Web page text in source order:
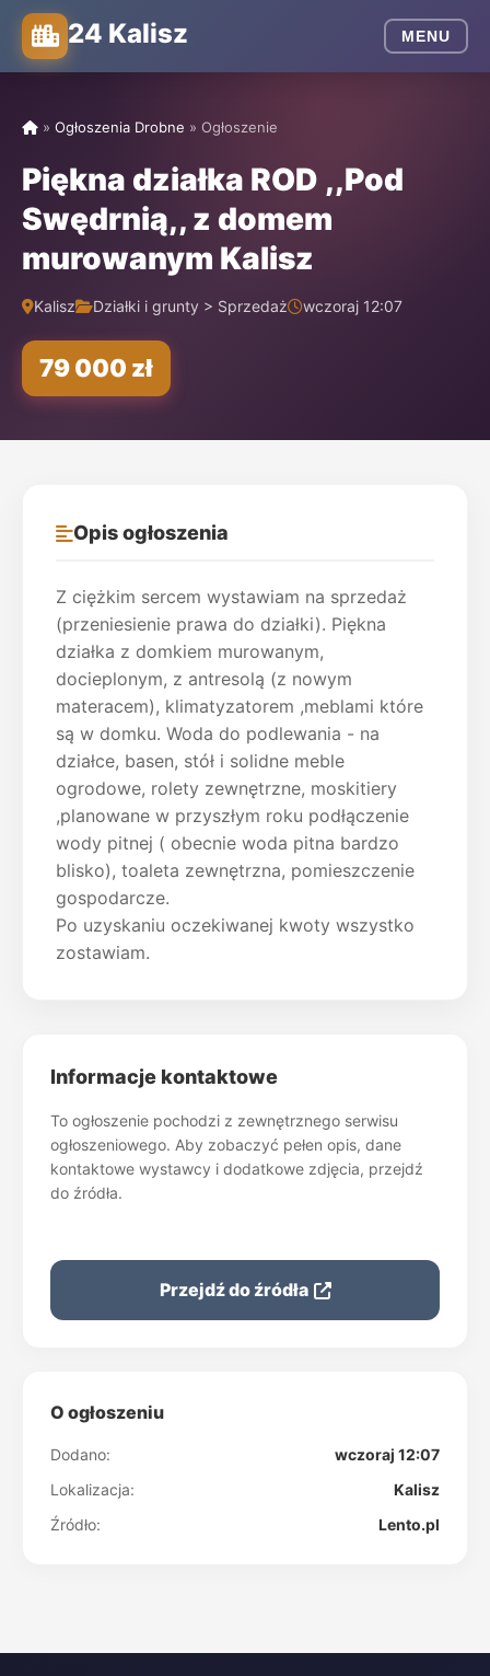
24 Kalisz MENU
» Ogłoszenia Drobne » Ogłoszenie
Piękna działka ROD ,,Pod
Swędrnią,, z domem
murowanym Kalisz
Kalisz Działki i grunty > Sprzedaż wczoraj 12:07
79 000 zł
Opis ogłoszenia
Z ciężkim sercem wystawiam na sprzedaż
(przeniesienie prawa do działki). Piękna
działka z domkiem murowanym,
docieplonym, z antresolą (z nowym
materacem), klimatyzatorem ,meblami które
są w domku. Woda do podlewania - na
działce, basen, stół i solidne meble
ogrodowe, rolety zewnętrzne, moskitiery
,planowane w przyszłym roku podłączenie
wody pitnej ( obecnie woda pitna bardzo
blisko), toaleta zewnętrzna, pomieszczenie
gospodarcze.
Po uzyskaniu oczekiwanej kwoty wszystko
zostawiam.
Informacje kontaktowe
To ogłoszenie pochodzi z zewnętrznego serwisu
ogłoszeniowego. Aby zobaczyć pełen opis, dane
kontaktowe wystawcy i dodatkowe zdjęcia, przejdź
do źródła.
Przejdź do źródła
O ogłoszeniu
Dodano:
wczoraj 12:07
Lokalizacja:
Kalisz
Źródło:
Lento.pl